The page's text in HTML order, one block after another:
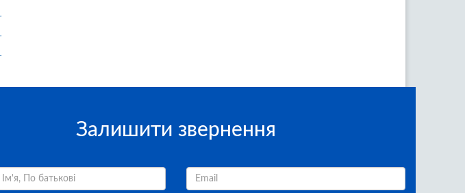
Залишити звернення